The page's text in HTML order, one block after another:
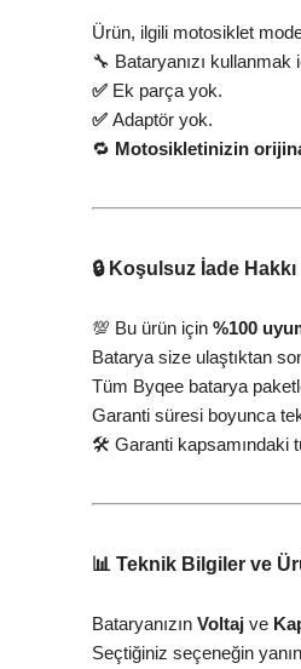
Ürün, ilgili motosiklet
🔧 Bataryanızı
✅ Ek parça yok.
✅ Adaptör yok.
🔁 Motosikletinizin
🔒 Koşulsuz İade
💯 Bu ürün için %100
Batarya size ulaştıktan
Tüm Byqee batarya
Garanti süresi boyunca
🛠️ Garanti kapsamındaki
📊 Teknik Bilgiler ve
Bataryanızın Voltaj ve
Seçtiğiniz seçeneğin